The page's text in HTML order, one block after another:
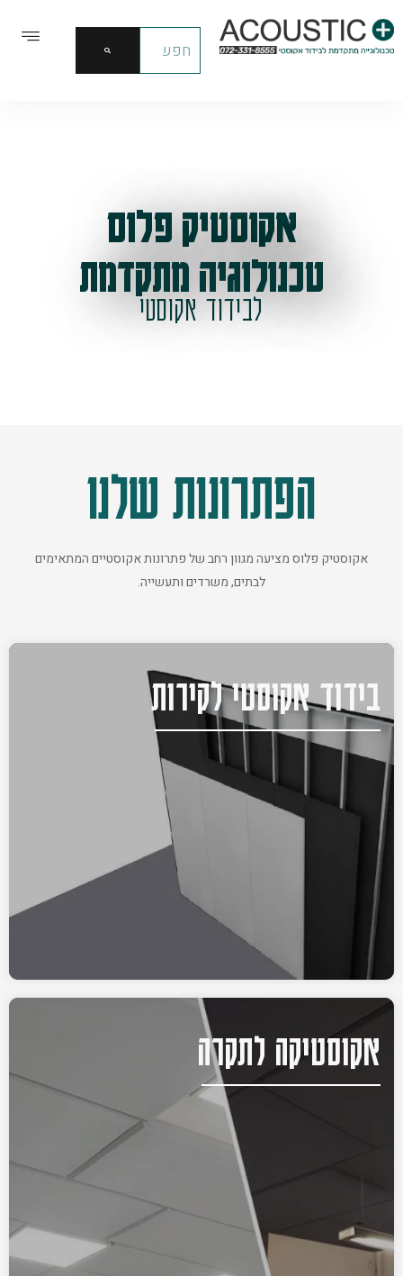
אקוסטיק פלוס
טכנולוגיה מתקדמת
לבידוד אקוסטי
הפתרונות שלנו
אקוסטיק פלוס מציעה מגוון רחב של פתרונות אקוסטיים המתאימים
לבתים, משרדים ותעשייה.
בידוד אקוסטי לקירות
אקוסטיקה לתקרה